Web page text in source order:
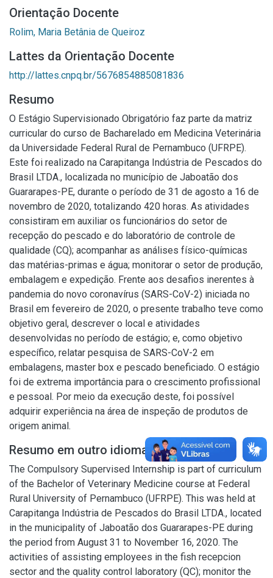
Orientação Docente
Rolim, Maria Betânia de Queiroz
Lattes da Orientação Docente
http://lattes.cnpq.br/5676854885081836
Resumo
O Estágio Supervisionado Obrigatório faz parte da matriz
curricular do curso de Bacharelado em Medicina Veterinária
da Universidade Federal Rural de Pernambuco (UFRPE).
Este foi realizado na Carapitanga Indústria de Pescados do
Brasil LTDA., localizada no município de Jaboatão dos
Guararapes-PE, durante o período de 31 de agosto a 16 de
novembro de 2020, totalizando 420 horas. As atividades
consistiram em auxiliar os funcionários do setor de
recepção do pescado e do laboratório de controle de
qualidade (CQ); acompanhar as análises físico-químicas
das matérias-primas e água; monitorar o setor de produção,
embalagem e expedição. Frente aos desafios inerentes à
pandemia do novo coronavírus (SARS-CoV-2) iniciada no
Brasil em fevereiro de 2020, o presente trabalho teve como
objetivo geral, descrever o local e atividades
desenvolvidas no período de estágio; e, como objetivo
específico, relatar pesquisa de SARS-CoV-2 em
embalagens, master box e pescado beneficiado. O estágio
foi de extrema importância para o crescimento profissional
e pessoal. Por meio da execução deste, foi possível
adquirir experiência na área de inspeção de produtos de
origem animal.
Resumo em outro idioma
The Compulsory Supervised Internship is part of curriculum
of the Bachelor of Veterinary Medicine course at Federal
Rural University of Pernambuco (UFRPE). This was held at
Carapitanga Indústria de Pescados do Brasil LTDA., located
in the municipality of Jaboatão dos Guararapes-PE during
the period from August 31 to November 16, 2020. The
activities of assisting employees in the fish recepcion
sector and the quality control laboratory (QC); monitor the